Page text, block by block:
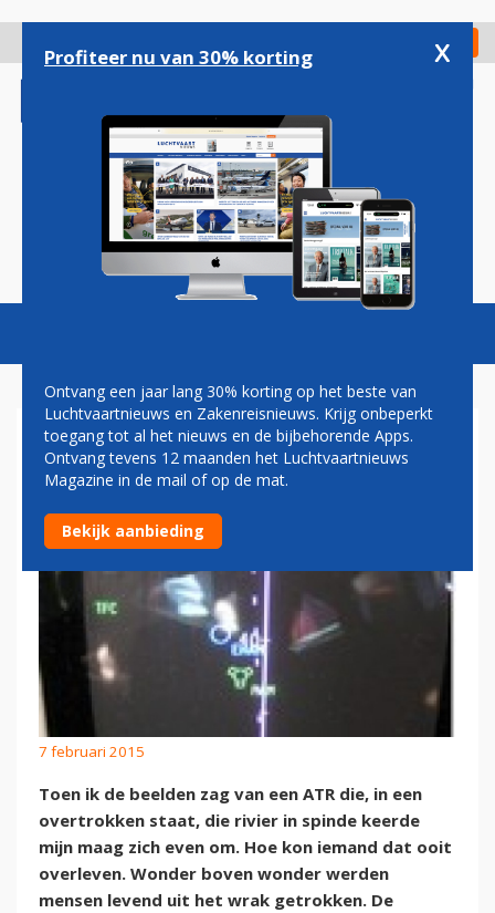
gaan
Check in
Magazine Podcasts Vacatures
DAVID VAN VLIET: RIBBEN
7 februari 2015
Toen ik de beelden zag van een ATR die, in een
overtrokken staat, die rivier in spinde keerde
mijn maag zich even om. Hoe kon iemand dat ooit
overleven. Wonder boven wonder werden
mensen levend uit het wrak getrokken. De
Profiteer nu van 30% korting x
Ontvang een jaar lang 30% korting op het beste van
Luchtvaartnieuws en Zakenreisnieuws. Krijg onbeperkt
toegang tot al het nieuws en de bijbehorende Apps.
Ontvang tevens 12 maanden het Luchtvaartnieuws
Magazine in de mail of op de mat.
Bekijk aanbieding